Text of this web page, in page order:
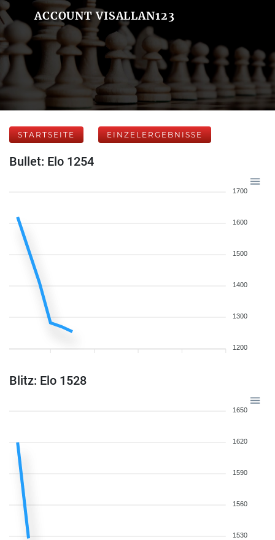
ACCOUNT VISALLAN123
STARTSEITE EINZELERGEBNISSE
Bullet: Elo 1254
1700
1600
1500
1400
1300
1200
Blitz: Elo 1528
1650
1620
1590
1560
1530